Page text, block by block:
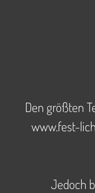
Den größten
www.fest-
Jedoch